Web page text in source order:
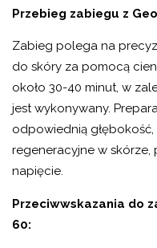
Przebieg zabiegu z
Zabieg polega na
do skóry za pomocą
około 30-40 minut, w
jest wykonywany.
odpowiednią
regeneracyjne w skórze,
napięcie.
Przeciwwskazania do
60: